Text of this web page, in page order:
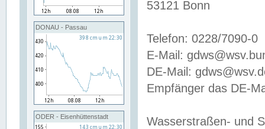
DONAU - Passau
ODER - Eisenhüttenstadt
53121 Bonn
Telefon: 0228/7090-0
E-Mail:
DE-Mail:
Empfänger das DE-
Wasserstraßen- und